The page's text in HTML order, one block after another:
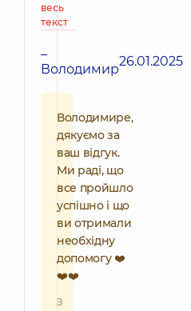
весь
текст
–
Володимир26.01.2025
Володимире,
дякуємо за
ваш відгук.
Ми раді, що
все пройшло
успішно і що
ви отримали
необхідну
допомогу ❤️
❤️❤️
З